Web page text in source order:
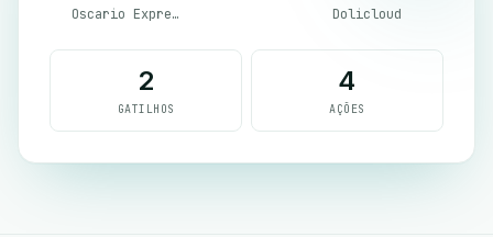
Oscario Express Dolicloud
2
GATILHOS
4
AÇÕES